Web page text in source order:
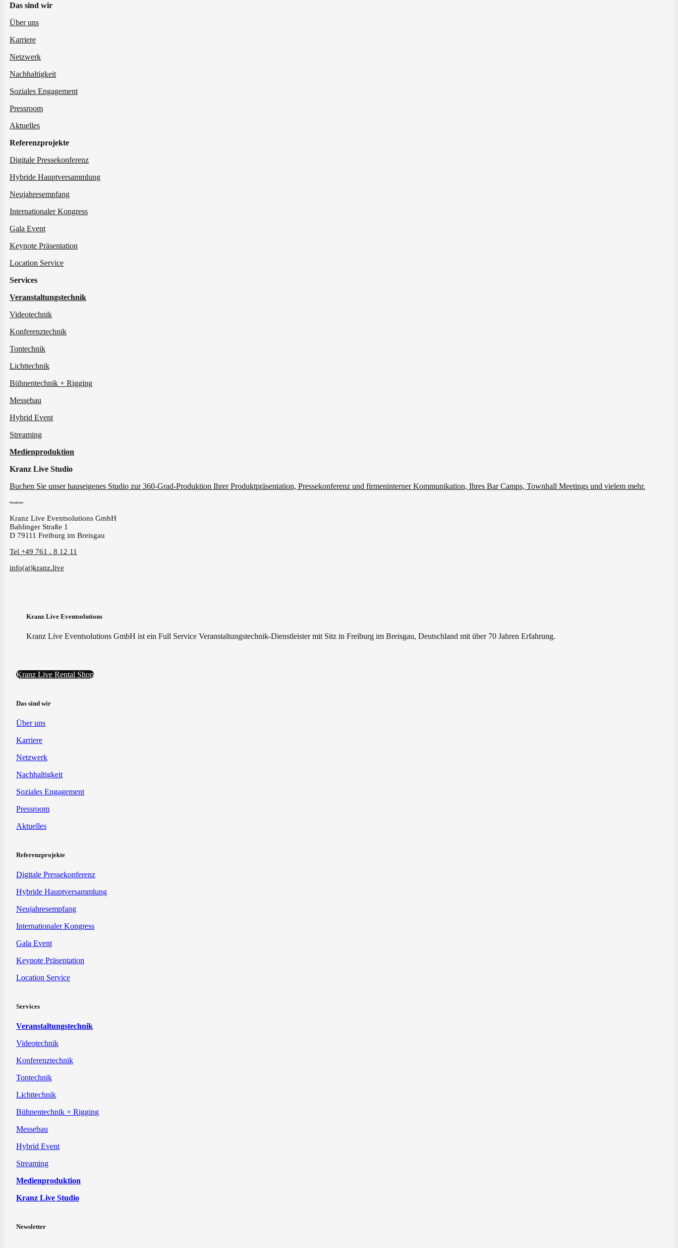
Das sind wir
Über uns
Karriere
Netzwerk
Nachhaltigkeit
Soziales Engagement
Pressroom
Aktuelles
Referenzprojekte
Digitale Pressekonferenz
Hybride Hauptversammlung
Neujahresempfang
Internationaler Kongress
Gala Event
Keynote Präsentation
Location Service
Services
Veranstaltungstechnik
Videotechnik
Konferenztechnik
Tontechnik
Lichttechnik
Bühnentechnik + Rigging
Messebau
Hybrid Event
Streaming
Medienproduktion
Kranz Live Studio
Buchen Sie unser hauseigenes Studio zur 360-Grad-Produktion Ihrer Produktpräsentation, Pressekonferenz und firmeninterner Kommunikation, Ihres Bar Camps, Townhall Meetings und vielem mehr.
Newsletter
Kranz Live Eventsolutions GmbH
Bahlinger Straße 1
D 79111 Freiburg im Breisgau
Tel +49 761 . 8 12 11
info(at)kranz.live
Kranz Live Eventsolutions
Kranz Live Eventsolutions GmbH ist ein Full Service Veranstaltungstechnik-Dienstleister mit Sitz in Freiburg im Breisgau, Deutschland mit über 70 Jahren Erfahrung.
Kranz Live Rental Shop
Das sind wir
Über uns
Karriere
Netzwerk
Nachhaltigkeit
Soziales Engagement
Pressroom
Aktuelles
Referenzprojekte
Digitale Pressekonferenz
Hybride Hauptversammlung
Neujahresempfang
Internationaler Kongress
Gala Event
Keynote Präsentation
Location Service
Services
Veranstaltungstechnik
Videotechnik
Konferenztechnik
Tontechnik
Lichttechnik
Bühnentechnik + Rigging
Messebau
Hybrid Event
Streaming
Medienproduktion
Kranz Live Studio
Newsletter